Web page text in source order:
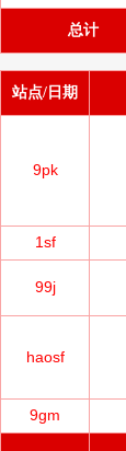
总计
站点/日期
9pk
1sf
99j
haosf
9gm